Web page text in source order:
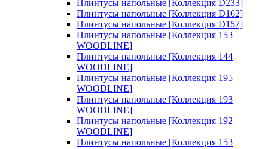
Плинтусы напольные [Коллекция D233]
Плинтусы напольные [Коллекция D162]
Плинтусы напольные [Коллекция D157]
Плинтусы напольные [Коллекция 153
WOODLINE]
Плинтусы напольные [Коллекция 144
WOODLINE]
Плинтусы напольные [Коллекция 195
WOODLINE]
Плинтусы напольные [Коллекция 193
WOODLINE]
Плинтусы напольные [Коллекция 192
WOODLINE]
Плинтусы напольные [Коллекция 153